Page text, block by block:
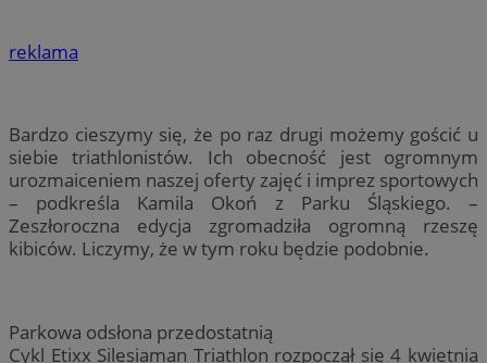
reklama
Bardzo cieszymy się, że po raz drugi możemy gościć u
siebie triathlonistów. Ich obecność jest ogromnym
urozmaiceniem naszej oferty zajęć i imprez sportowych
– podkreśla Kamila Okoń z Parku Śląskiego. –
Zeszłoroczna edycja zgromadziła ogromną rzeszę
kibiców. Liczymy, że w tym roku będzie podobnie.
Parkowa odsłona przedostatnią
Cykl Etixx Silesiaman Triathlon rozpoczął się 4 kwietnia